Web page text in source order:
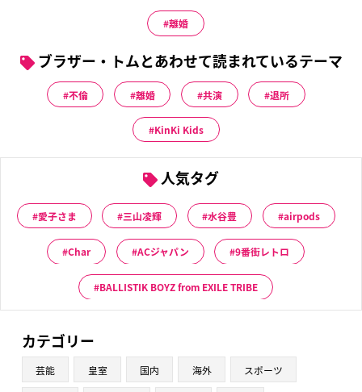
離婚
ブラザー・トムとあわせて読まれているテーマ
不倫 離婚 共演 退所
KinKi Kids
人気タグ
愛子さま 三山凌輝 水谷豊 airpods
Char ACジャパン 9番街レトロ
BALLISTIK BOYZ from EXILE TRIBE
カテゴリー
芸能 皇室 国内 海外 スポーツ